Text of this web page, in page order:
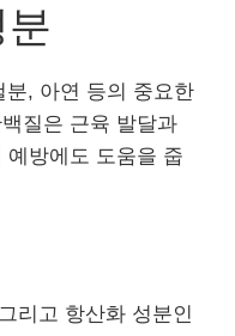
분, 아연 등의 중요한
질은 근육 발달과
예방에도 도움을 줍
리고 항산화 성분인